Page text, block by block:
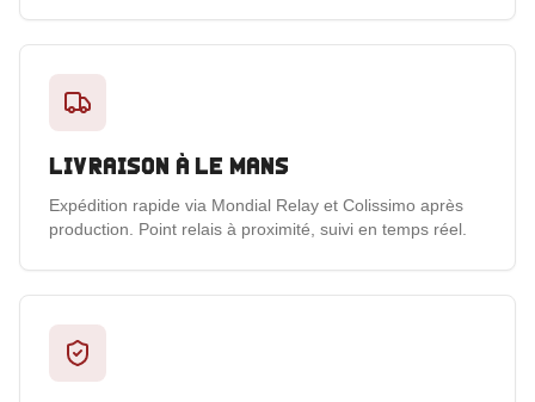
Livraison à Le Mans
Expédition rapide via Mondial Relay et Colissimo après
production. Point relais à proximité, suivi en temps réel.